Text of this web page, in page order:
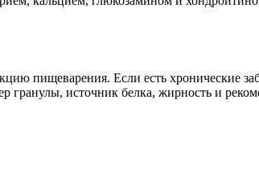
пищеварения. Если есть хронические
гранулы, источник белка, жирность и